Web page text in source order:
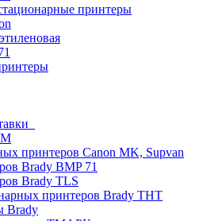
принтеры
принтеров Canon MK, Supvan
Brady BMP 71
Brady TLS
принтеров Brady THT
Brady